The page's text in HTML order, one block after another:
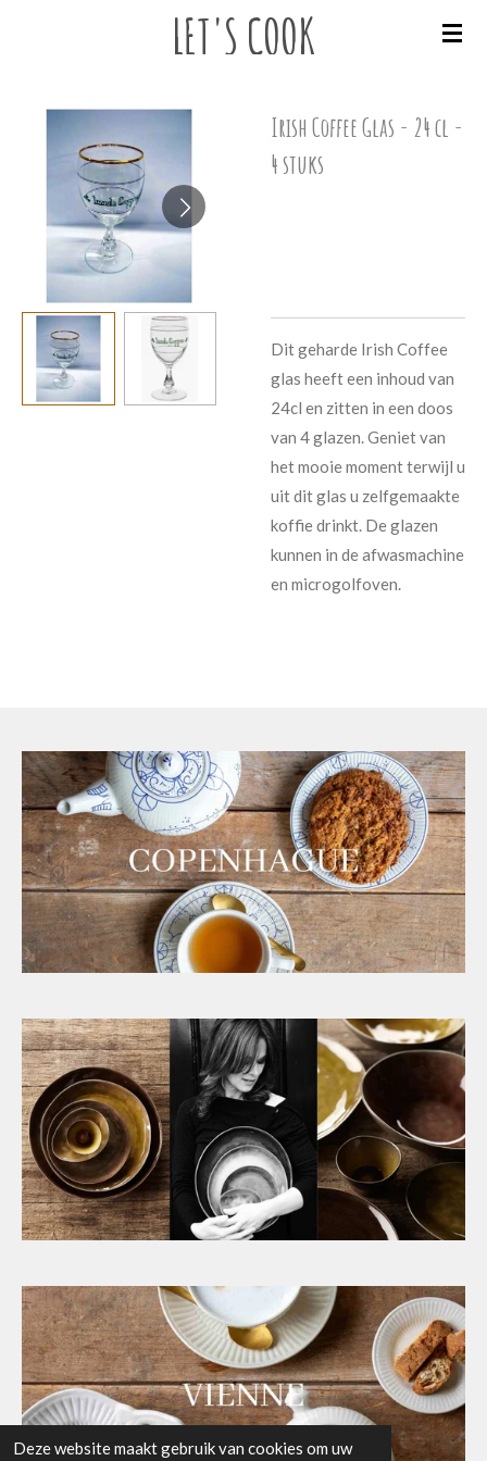
Deze website maakt gebruik van cookies om uw
hoofdinhoud
LET'S COOK
Irish Coffee Glas - 24 cl -
4 stuks
Dit geharde Irish Coffee
glas heeft een inhoud van
24cl en zitten in een doos
van 4 glazen. Geniet van
het mooie moment terwijl u
uit dit glas u zelfgemaakte
koffie drinkt. De glazen
kunnen in de afwasmachine
en microgolfoven.